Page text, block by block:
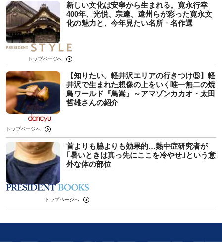
新しい文化は安寧から生まれる。寛永行幸
400年、光悦、宗達、遠州らが彩った寛永文
化の魅力と、今年見たい名所・名作選
トップページへ
【知りたい、軽井沢エリアの行きつけ⑤】軽
井沢で生まれた想像の上をいく唯一無二の焼
鳥ワールド『鳥嵩』～アマゾンカカオ・太田
哲雄さんの紹介
トップページへ
首よりも脇よりも効果的…熱中症研究者が
｢暑いときは真っ先にここを冷やせ｣という意
外な体の部位
トップページへ